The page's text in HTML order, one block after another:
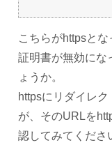
こちらがhttpsと
証明書が無効にな
ょうか。
httpsにリダイレ
が、そのURLを
認してみてくださ